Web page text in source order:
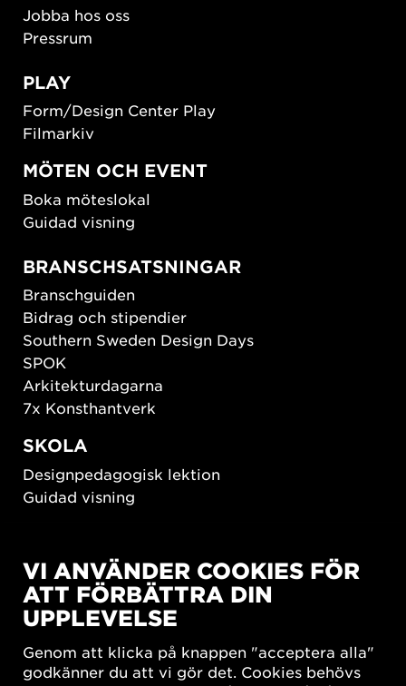
Jobba hos oss
Pressrum
PLAY
Form/Design Center Play
Filmarkiv
MÖTEN OCH EVENT
Boka möteslokal
Guidad visning
BRANSCHSATSNINGAR
Branschguiden
Bidrag och stipendier
Southern Sweden Design Days
SPOK
Arkitekturdagarna
7x Konsthantverk
SKOLA
Designpedagogisk lektion
Guidad visning
New European Bauhaus
SUSTAINORDIC
Share Future Living
What Matter_s
VI ANVÄNDER COOKIES FÖR
ATT FÖRBÄTTRA DIN
UPPLEVELSE
Genom att klicka på knappen "acceptera alla"
godkänner du att vi gör det. Cookies behövs